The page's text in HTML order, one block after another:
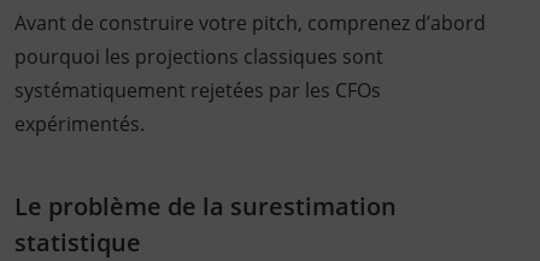
Avant de construire votre pitch, comprenez d’abord
pourquoi les projections classiques sont
systématiquement rejetées par les CFOs
expérimentés.
Le problème de la surestimation
statistique